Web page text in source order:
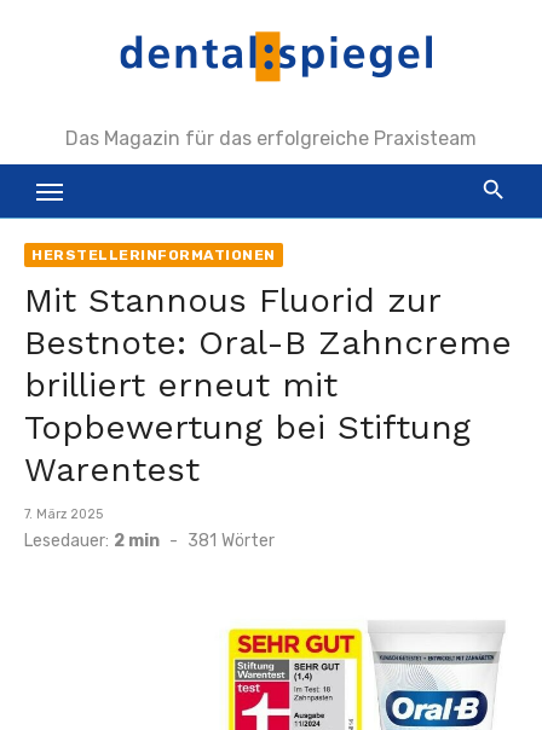
Das Magazin für das erfolgreiche Praxisteam
HERSTELLERINFORMATIONEN
Mit Stannous Fluorid zur
Bestnote: Oral-B Zahncreme
brilliert erneut mit
Topbewertung bei Stiftung
Warentest
Veröffentlicht
am
7. März 2025
Lesedauer: 2 min - 381 Wörter